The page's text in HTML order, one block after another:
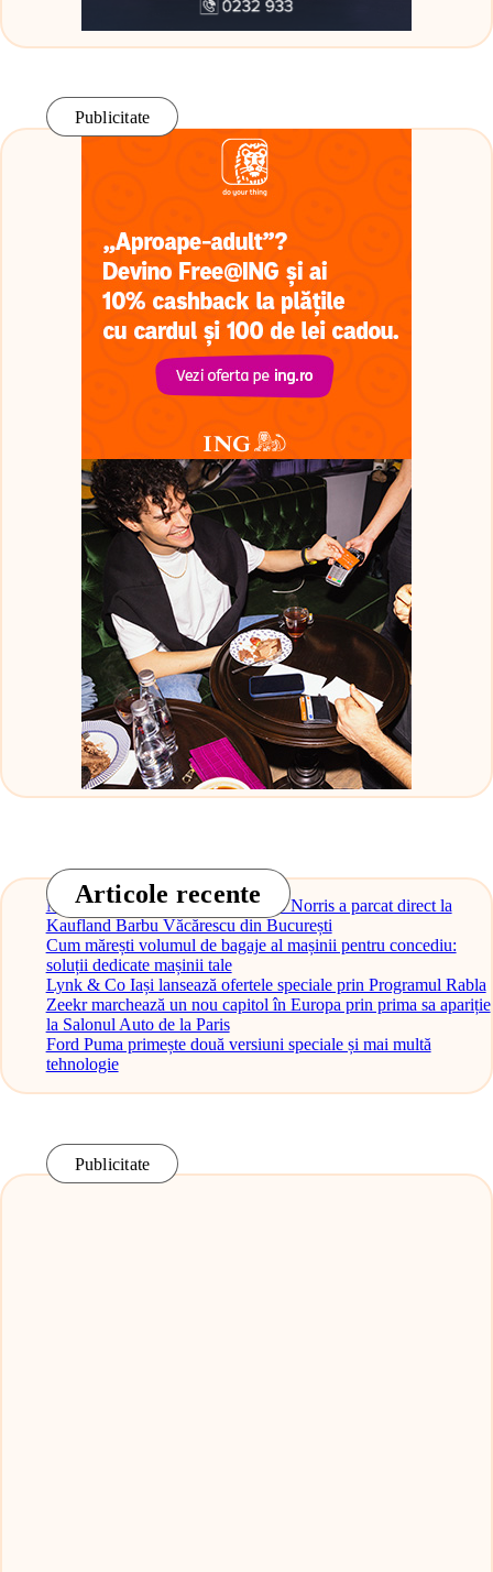
Publicitate
Articole recente
Monopostul McLaren al lui Lando Norris a parcat direct la
Kaufland Barbu Văcărescu din București
Cum mărești volumul de bagaje al mașinii pentru concediu:
soluții dedicate mașinii tale
Lynk & Co Iași lansează ofertele speciale prin Programul Rabla
Zeekr marchează un nou capitol în Europa prin prima sa apariție
la Salonul Auto de la Paris
Ford Puma primește două versiuni speciale și mai multă
tehnologie
Publicitate